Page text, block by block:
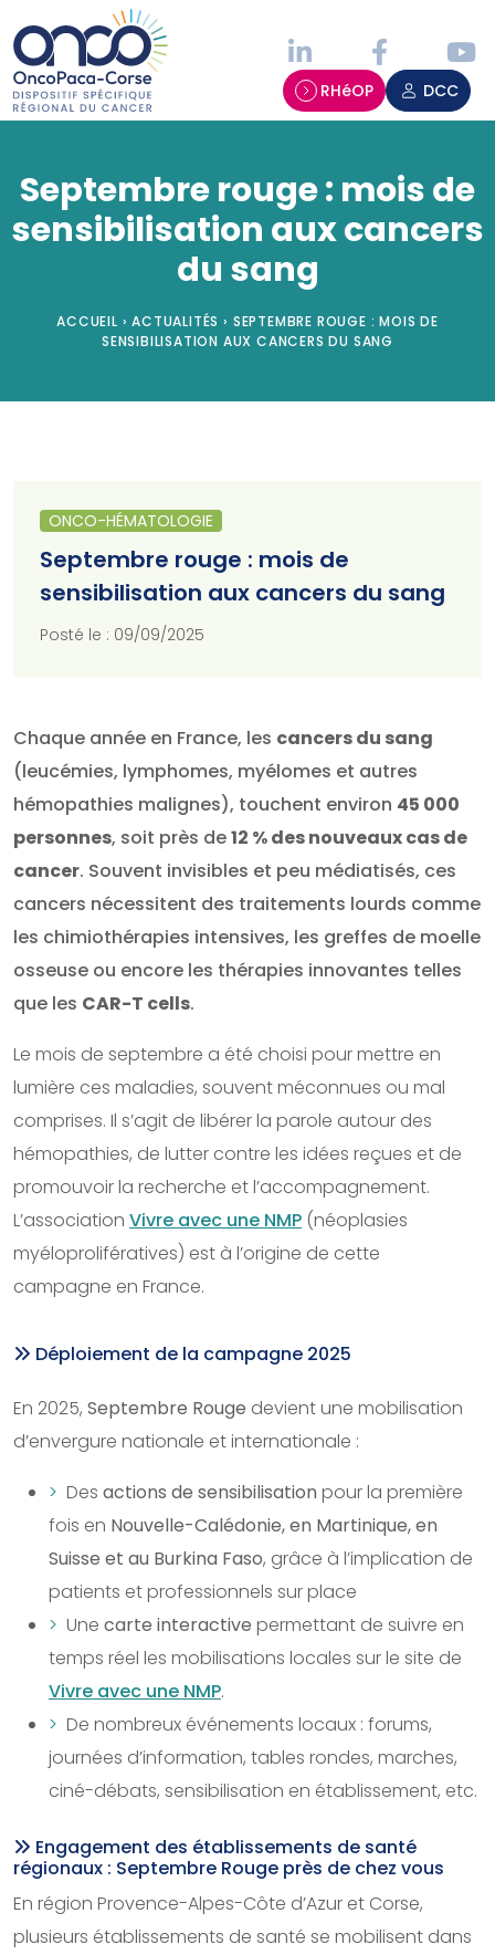
RHéOP DCC
Septembre rouge : mois de
sensibilisation aux cancers
du sang
ACCUEIL › ACTUALITÉS › SEPTEMBRE ROUGE : MOIS DE
SENSIBILISATION AUX CANCERS DU SANG
ONCO-HÉMATOLOGIE
Septembre rouge : mois de
sensibilisation aux cancers du sang
Posté le : 09/09/2025
Chaque année en France, les cancers du sang
(leucémies, lymphomes, myélomes et autres
hémopathies malignes), touchent environ 45 000
personnes, soit près de12 % des nouveaux cas de
cancer. Souvent invisibles et peu médiatisés, ces
cancers nécessitent des traitements lourds comme
les chimiothérapies intensives, les greffes de moelle
osseuse ou encore les thérapies innovantes telles
que les CAR-T cells.
Le mois de septembre a été choisi pour mettre en
lumière ces maladies, souvent méconnues ou mal
comprises. Il s’agit de libérer la parole autour des
hémopathies, de lutter contre les idées reçues et de
promouvoir la recherche et l’accompagnement.
L’association Vivre avec une NMP (néoplasies
myéloprolifératives) est à l’origine de cette
campagne en France.
Déploiement de la campagne 2025
En 2025, Septembre Rouge devient une mobilisation
d’envergure nationale et internationale :
Des actions de sensibilisation pour la première
fois en Nouvelle-Calédonie, en Martinique, en
Suisse et au Burkina Faso, grâce à l’implication de
patients et professionnels sur place
Une carte interactive permettant de suivre en
temps réel les mobilisations locales sur le site de
Vivre avec une NMP.
De nombreux événements locaux : forums,
journées d’information, tables rondes, marches,
ciné-débats, sensibilisation en établissement, etc.
Engagement des établissements de santé
régionaux : Septembre Rouge près de chez vous
En région Provence-Alpes-Côte d’Azur et Corse,
plusieurs établissements de santé se mobilisent dans
Panneau de gestion des cookies